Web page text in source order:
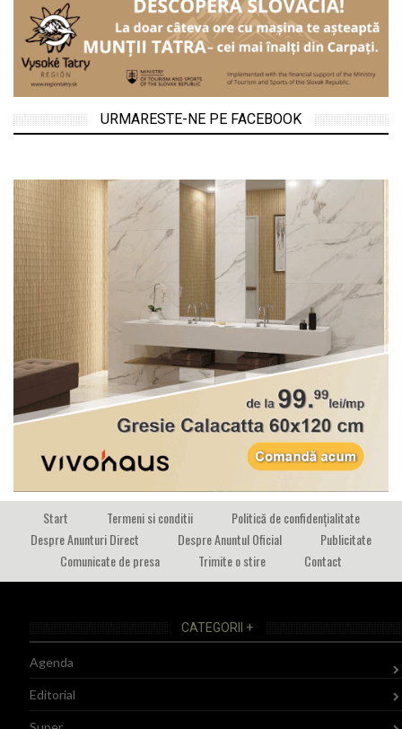
URMARESTE-NE PE FACEBOOK
Start Termeni si conditii
Politică de confidențialitate
Despre Anunturi Direct
Despre Anuntul Oficial
Publicitate
Comunicate de presa
Trimite o stire Contact
CATEGORII +
Agenda
Editorial